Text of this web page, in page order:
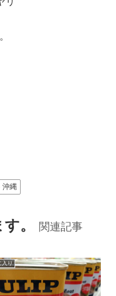
沖縄
。 関連記事
入り